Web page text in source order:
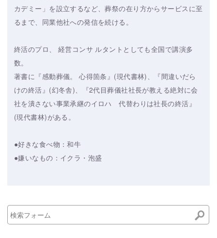
カデミー」を設立するなど、葬祭の在り方からサービスに至
るまで、同業他社への発信を続ける。
終活のプロ、 経営コンサ ルタントとしても全国で講演多
数。
著書に『感動葬儀。 心得箇条』(現代書林)、『間違いだら
けの終活』(幻冬舎)、『2代目葬儀社社長が教える絶対に会
社を潰さない事業承継のイロハ 代替わりは社長の終活』
(現代書林)がある。
●好きな食べ物：和牛
●嫌いなもの：イクラ・泡盛